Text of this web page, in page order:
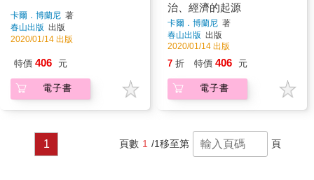
卡爾．博蘭尼 著
春山出版 出版
2020/01/14 出版
特價 406 元
電子書
治、經濟的起源
卡爾．博蘭尼 著
春山出版 出版
2020/01/14 出版
7 折 特價 406 元
電子書
1 頁數 1 /1移至第 頁